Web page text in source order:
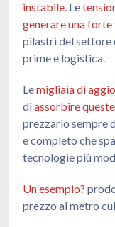
instabile. Le
generare una
pilastri del settore
prime e logistica.
Lemigliaia di
diassorbire
prezzario sempre
e completo che
tecnologie più
Un esempio?
prezzo al metro